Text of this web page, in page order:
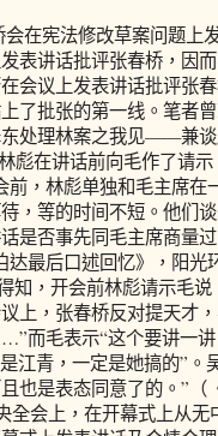
在宪法修改草案问题上
表讲话批评张春桥，因
会议上发表讲话批评张
了批张的第一线。笔者
处理林案之我见——兼谈
彪在讲话前向毛作了请
，林彪单独和毛主席在
，等的时间不短。他们
否事先同毛主席商量
最后口述回忆》，阳光
知，开会前林彪请示毛
上，张春桥反对提天才
而毛表示“这个要讲一
江青，一定是她搞的”。
也是表态同意了的。”
全会上，在开幕式上从无